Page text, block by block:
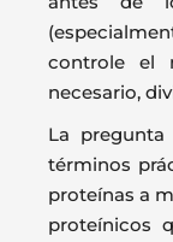
controle el
necesario,
La
términos
proteínas a
proteínicos